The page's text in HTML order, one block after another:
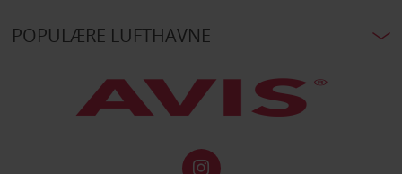
POPULÆRE LUFTHAVNE